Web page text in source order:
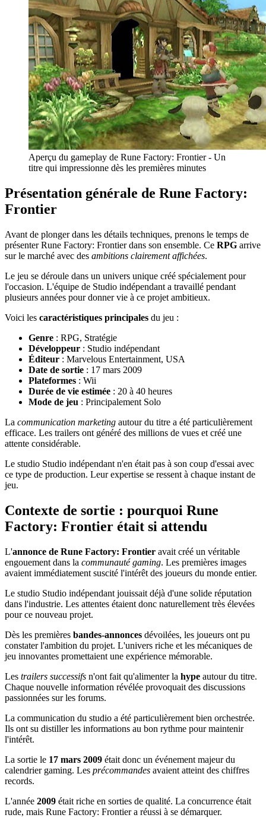
Aperçu du gameplay de Rune Factory: Frontier - Un
titre qui impressionne dès les premières minutes
Présentation générale de Rune Factory:
Frontier
Avant de plonger dans les détails techniques, prenons le temps de
présenter Rune Factory: Frontier dans son ensemble. Ce RPG arrive
sur le marché avec des ambitions clairement affichées.
Le jeu se déroule dans un univers unique créé spécialement pour
l'occasion. L'équipe de Studio indépendant a travaillé pendant
plusieurs années pour donner vie à ce projet ambitieux.
Voici les caractéristiques principales du jeu :
Genre : RPG, Stratégie
Développeur : Studio indépendant
Éditeur : Marvelous Entertainment, USA
Date de sortie : 17 mars 2009
Plateformes : Wii
Durée de vie estimée : 20 à 40 heures
Mode de jeu : Principalement Solo
La communication marketing autour du titre a été particulièrement
efficace. Les trailers ont généré des millions de vues et créé une
attente considérable.
Le studio Studio indépendant n'en était pas à son coup d'essai avec
ce type de production. Leur expertise se ressent à chaque instant de
jeu.
Contexte de sortie : pourquoi Rune
Factory: Frontier était si attendu
L'annonce de Rune Factory: Frontier avait créé un véritable
engouement dans la communauté gaming. Les premières images
avaient immédiatement suscité l'intérêt des joueurs du monde entier.
Le studio Studio indépendant jouissait déjà d'une solide réputation
dans l'industrie. Les attentes étaient donc naturellement très élevées
pour ce nouveau projet.
Dès les premières bandes-annonces dévoilées, les joueurs ont pu
constater l'ambition du projet. L'univers riche et les mécaniques de
jeu innovantes promettaient une expérience mémorable.
Les trailers successifs n'ont fait qu'alimenter la hype autour du titre.
Chaque nouvelle information révélée provoquait des discussions
passionnées sur les forums.
La communication du studio a été particulièrement bien orchestrée.
Ils ont su distiller les informations au bon rythme pour maintenir
l'intérêt.
La sortie le 17 mars 2009 était donc un événement majeur du
calendrier gaming. Les précommandes avaient atteint des chiffres
records.
L'année 2009 était riche en sorties de qualité. La concurrence était
rude, mais Rune Factory: Frontier a réussi à se démarquer.